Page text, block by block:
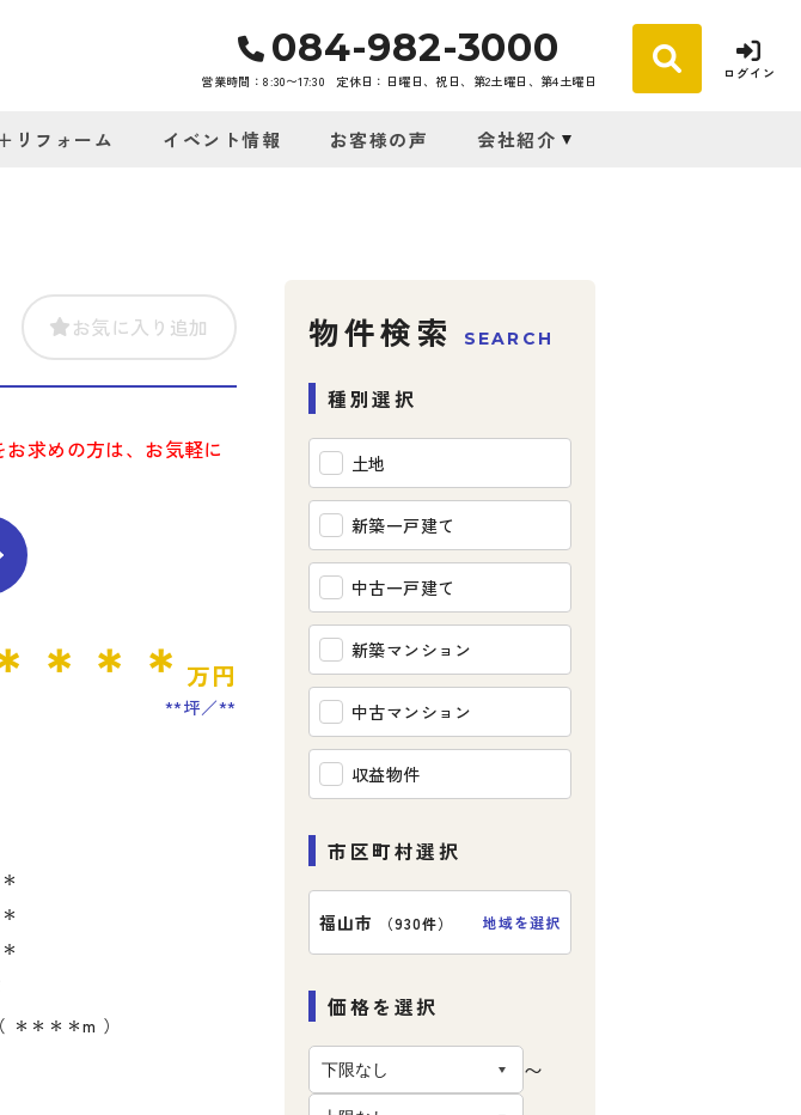
084-982-3000
営業時間：8:30〜17:30 定休日：日曜日、祝日、第2土曜日、第4土曜日 ログイン
リフォーム イベント情報 お客様の声 会社紹介
お気に入り追加
求めの方は、お気軽に
＊＊＊ 万円
**坪 **
＊＊＊＊m ）
物件検索 SEARCH
種別選択
土地
新築一戸建て
中古一戸建て
新築マンション
中古マンション
収益物件
市区町村選択
福山市 （930件） 地域を選択
価格を選択
〜